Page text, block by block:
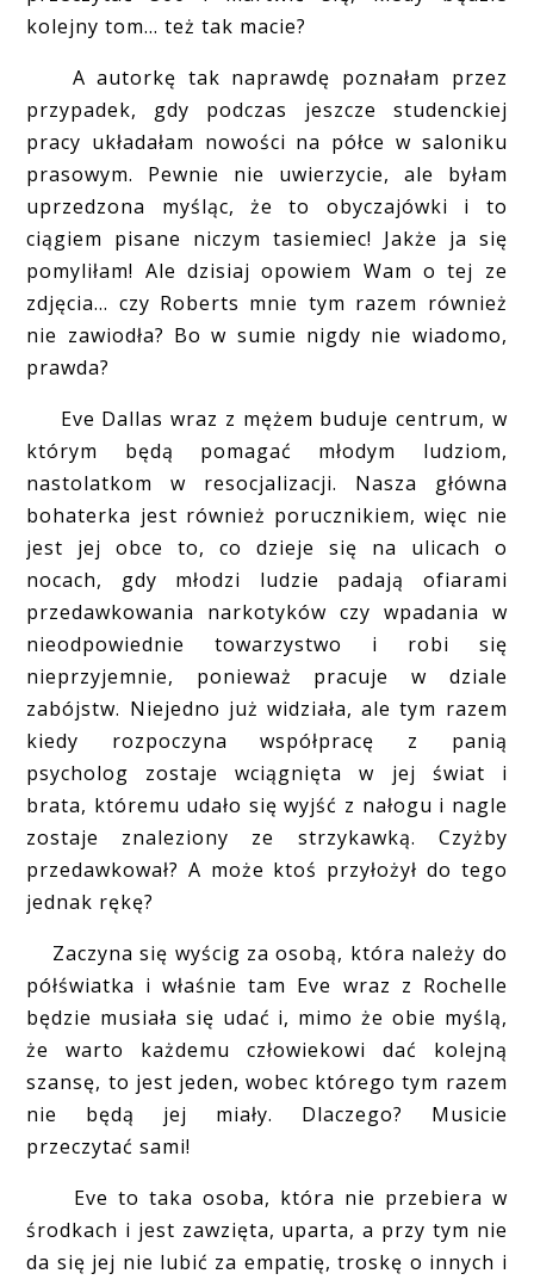
kolejny tom... też tak macie?
A autorkę tak naprawdę poznałam przez
przypadek, gdy podczas jeszcze studenckiej
pracy układałam nowości na półce w saloniku
prasowym. Pewnie nie uwierzycie, ale byłam
uprzedzona myśląc, że to obyczajówki i to
ciągiem pisane niczym tasiemiec! Jakże ja się
pomyliłam! Ale dzisiaj opowiem Wam o tej ze
zdjęcia... czy Roberts mnie tym razem również
nie zawiodła? Bo w sumie nigdy nie wiadomo,
prawda?
Eve Dallas wraz z mężem buduje centrum, w
którym będą pomagać młodym ludziom,
nastolatkom w resocjalizacji. Nasza główna
bohaterka jest również porucznikiem, więc nie
jest jej obce to, co dzieje się na ulicach o
nocach, gdy młodzi ludzie padają ofiarami
przedawkowania narkotyków czy wpadania w
nieodpowiednie towarzystwo i robi się
nieprzyjemnie, ponieważ pracuje w dziale
zabójstw. Niejedno już widziała, ale tym razem
kiedy rozpoczyna współpracę z panią
psycholog zostaje wciągnięta w jej świat i
brata, któremu udało się wyjść z nałogu i nagle
zostaje znaleziony ze strzykawką. Czyżby
przedawkował? A może ktoś przyłożył do tego
jednak rękę?
Zaczyna się wyścig za osobą, która należy do
półświatka i właśnie tam Eve wraz z Rochelle
będzie musiała się udać i, mimo że obie myślą,
że warto każdemu człowiekowi dać kolejną
szansę, to jest jeden, wobec którego tym razem
nie będą jej miały. Dlaczego? Musicie
przeczytać sami!
Eve to taka osoba, która nie przebiera w
środkach i jest zawzięta, uparta, a przy tym nie
da się jej nie lubić za empatię, troskę o innych i